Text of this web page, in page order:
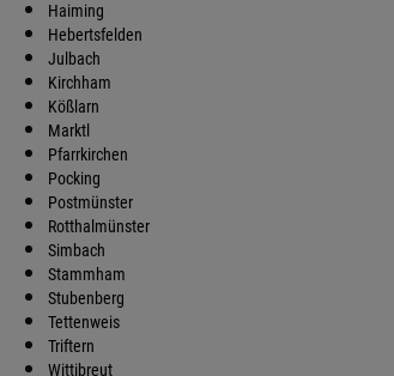
Haiming
Hebertsfelden
Julbach
Kirchham
Kößlarn
Marktl
Pfarrkirchen
Pocking
Postmünster
Rotthalmünster
Simbach
Stammham
Stubenberg
Tettenweis
Triftern
Wittibreut